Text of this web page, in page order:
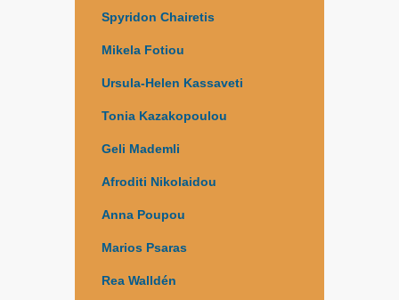
Spyridon Chairetis
Mikela Fotiou
Ursula-Helen Kassaveti
Tonia Kazakopoulou
Geli Mademli
Afroditi Nikolaidou
Anna Poupou
Marios Psaras
Rea Walldén